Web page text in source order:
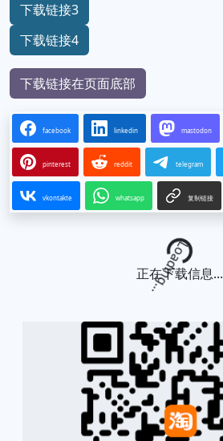
下载链接3
下载链接4
下载链接在页面底部
facebook linkedin mastodon
pinterest reddit telegram
vkontakte whatsapp 复制链接
Loading...
正在下载信息...